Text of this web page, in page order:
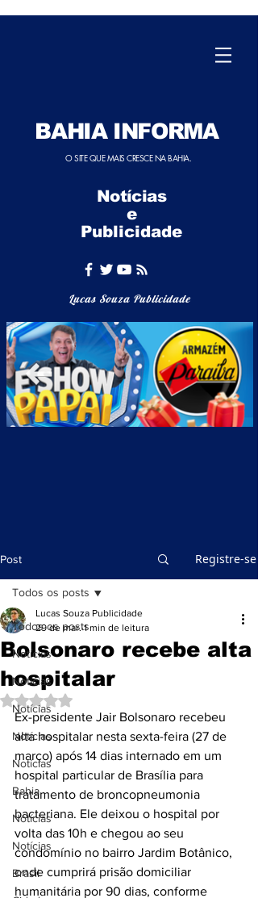
BAHIA INFORMA
O SITE QUE MAIS CRESCE NA BAHIA.
Notícias
e
Publicidade
Lucas Souza Publicidade
Post Registre-se
Todos os posts
Notícias
Notícias
Notícias
Notícias
Notícias
Bahia
Notícias
Notícias
Brasil
Todos os posts
Bolsonaro recebe alta
hospitalar
Lucas Souza Publicidade
29 de mar. 1 min de leitura
Avaliado com NaN de 5 estrelas.
Ex-presidente Jair Bolsonaro recebeu
alta hospitalar nesta sexta-feira (27 de
março) após 14 dias internado em um
hospital particular de Brasília para
tratamento de broncopneumonia
bacteriana. Ele deixou o hospital por
volta das 10h e chegou ao seu
condomínio no bairro Jardim Botânico,
onde cumprirá prisão domiciliar
humanitária por 90 dias, conforme